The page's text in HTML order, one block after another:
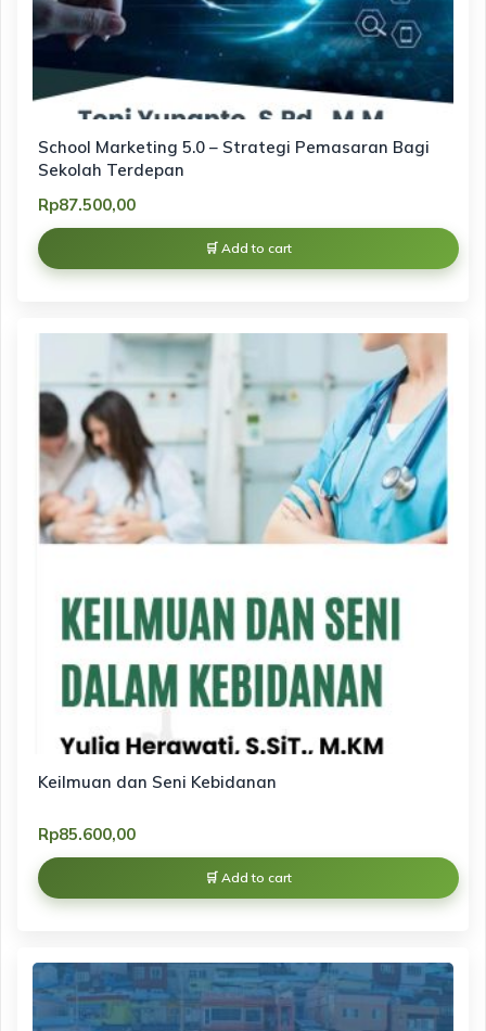
School Marketing 5.0 – Strategi Pemasaran Bagi
Sekolah Terdepan
Rp87.500,00
Add to cart
Keilmuan dan Seni Kebidanan
Rp85.600,00
Add to cart